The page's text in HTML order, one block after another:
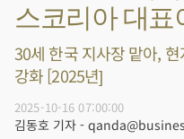
스코리아 대표
30세 한국 지사장 맡아,
강화 [2025년]
2025-10-16 07:00:00
김동호 기자 -